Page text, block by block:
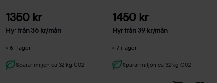
1350 kr
Hyr från36 kr/mån
6 i lager
Sparar miljön ca 32 kg C02
1450 kr
Hyr från39 kr/mån
7 i lager
Sparar miljön ca 32 kg C02